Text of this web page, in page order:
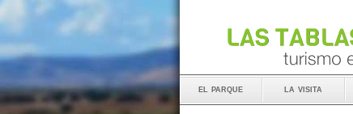
el parque la visita